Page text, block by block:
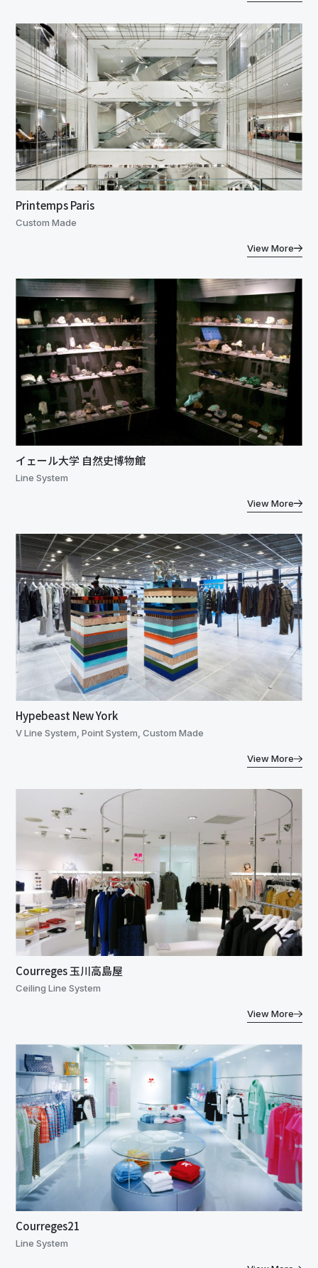
Printemps Paris
Custom Made
View More
イェール大学 自然史博物館
Line System
View More
Hypebeast New York
V Line System, Point System, Custom Made
View More
Courreges 玉川高島屋
Ceiling Line System
View More
Courreges21
Line System